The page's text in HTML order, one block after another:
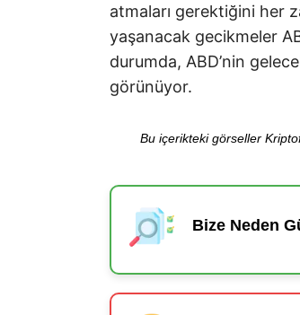
atmaları gerektiğini her
yaşanacak gecikmeler
durumda, ABD’nin
görünüyor.
Bu içerikteki görseller
Bize Neden